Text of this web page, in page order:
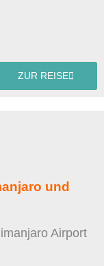
ZUR REISE
und
Airport